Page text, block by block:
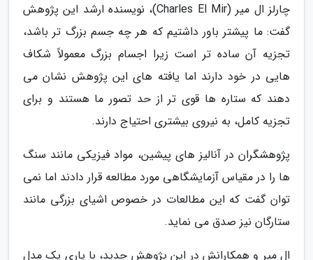
چارلز ال میر (Charles El Mir)، نویسنده ارشد این پژوهش
گفت: ما پیشتر باور داشتیم که هر چه جسم بزرگ تر باشد،
تجزیه آن ساده تر است زیرا اجسام بزرگ معمولاً شکاف
هایی در خود دارند اما یافته های این پژوهش نشان می
دهند که ستاره ها قوی تر از حد تصور ما هستند و برای
تجزیه کامل، به نیروی بیشتری احتیاج دارند.
پژوهشگران در آنالیز های پیشین، مواد فیزیکی مانند سنگ
ها را در مقیاس آزمایشگاهی مورد مطالعه قرار دادند اما نمی
توان گفت که این مطالعات در خصوص اشیای بزرگی مانند
ستارگان نیز صدق می نماید.
ال میر و همکارانش در این پژوهش جدید، با یاری یک مدل